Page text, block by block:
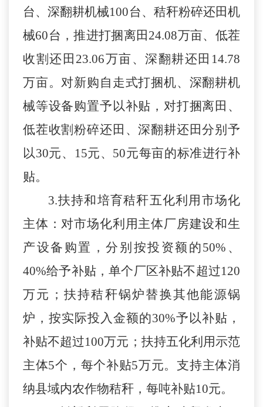
台、深翻耕机械100台、秸秆粉碎还田机
械60台，推进打捆离田24.08万亩、低茬
收割还田23.06万亩、深翻耕还田14.78
万亩。对新购 自走式打捆机、深翻耕机
械等设备购置予以补贴 ，对打捆离田、
低茬收割粉碎还田、深翻耕还田分别予
以30元、15元、50元每亩的标准进行补
贴。
3.扶持和培育秸秆五化利用市场化
主体 ：对市场化利用主体厂房建设和生
产设备 购置，分别按投资额的50%、
40%给予补贴，单个厂区补贴不超过120
万元；扶持秸秆锅炉替换其他能源锅
炉，按实际投入金额的30%予以补贴，
补贴不超过100万元；扶持五化利用示范
主体5个，每个补贴5万元。支持主体消
纳县域内农作物秸秆，每吨补贴10元。